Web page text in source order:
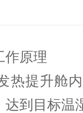
作原理
热提升舱
达到目标温